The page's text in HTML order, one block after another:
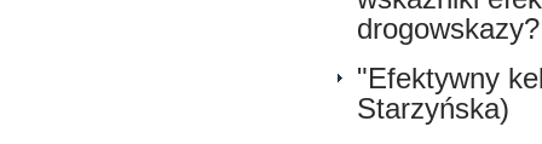
"Efektywny
Starzyńska)